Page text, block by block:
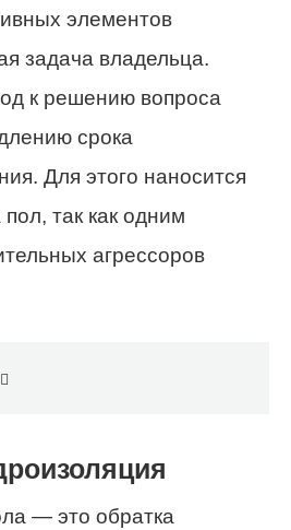
элементов
задача владельца.
к решению вопроса
срока
Для этого наносится
так как одним
агрессоров
— это обратка